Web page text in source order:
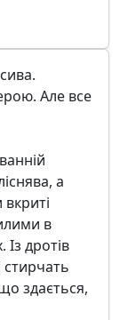
Але все
а
в
Із дротів
стирчать
здається,